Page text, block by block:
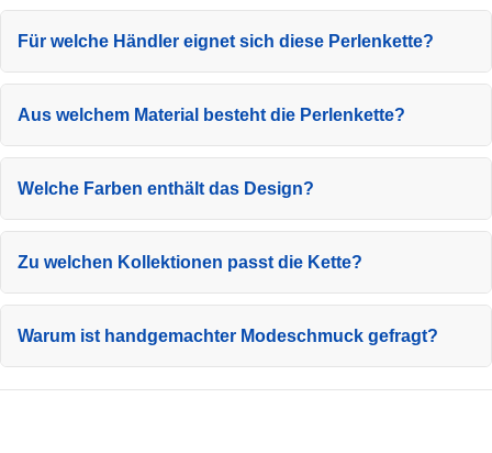
Für welche Händler eignet sich diese Perlenkette?
Aus welchem Material besteht die Perlenkette?
Welche Farben enthält das Design?
Zu welchen Kollektionen passt die Kette?
Warum ist handgemachter Modeschmuck gefragt?